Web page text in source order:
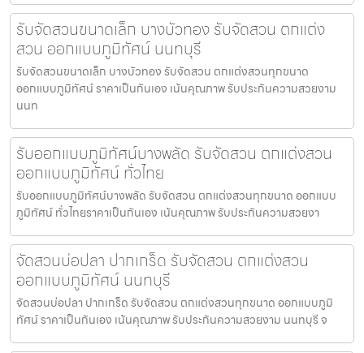
รับจัดสวนขนาดเล็ก บางบัวทอง รับจัดสวน ตกแต่ง
สวน ออกแบบภูมิทัศน์ นนทบุรี
รับจัดสวนขนาดเล็ก บางบัวทอง รับจัดสวน ตกแต่งสวนทุกขนาด
ออกแบบภูมิทัศน์ ราคาเป็นกันเอง เน้นคุณภาพ รับประกันความสวยงาม
นนท
รับออกแบบภูมิทัศน์บางพลัด รับจัดสวน ตกแต่งสวน
ออกแบบภูมิทัศน์ ทั่วไทย
รับออกแบบภูมิทัศน์บางพลัด รับจัดสวน ตกแต่งสวนทุกขนาด ออกแบบ
ภูมิทัศน์ ทั่วไทยราคาเป็นกันเอง เน้นคุณภาพ รับประกันความสวยงา
จัดสวนบ่อปลา ปากเกร็ด รับจัดสวน ตกแต่งสวน
ออกแบบภูมิทัศน์ นนทบุรี
จัดสวนบ่อปลา ปากเกร็ด รับจัดสวน ตกแต่งสวนทุกขนาด ออกแบบภูมิ
ทัศน์ ราคาเป็นกันเอง เน้นคุณภาพ รับประกันความสวยงาม นนทบุรี จ